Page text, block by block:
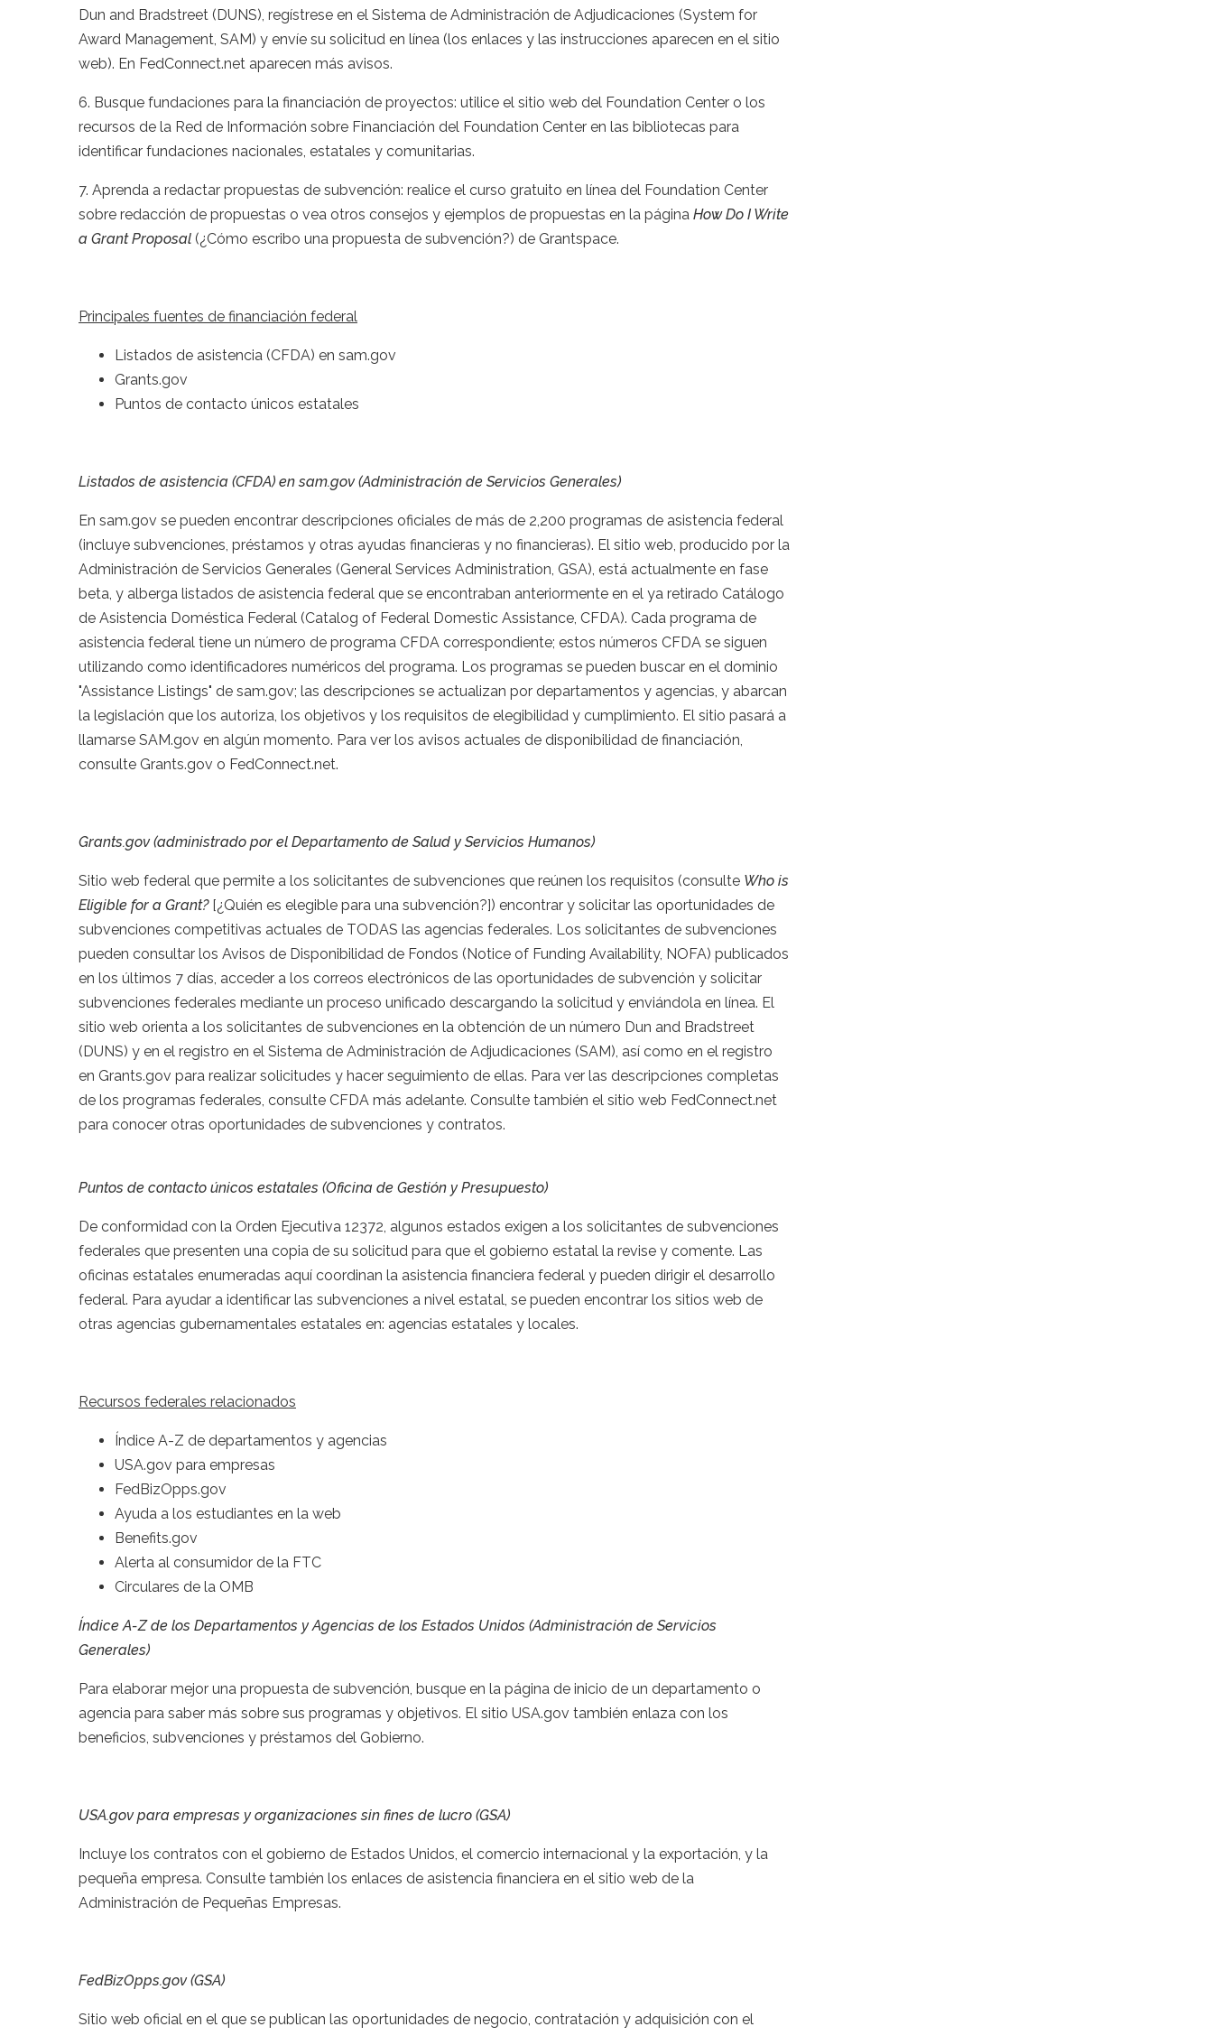
Dun and Bradstreet (DUNS), regístrese en el Sistema de Administración de Adjudicaciones (System for
Award Management, SAM) y envíe su solicitud en línea (los enlaces y las instrucciones aparecen en el sitio
web). En FedConnect.net aparecen más avisos.
6. Busque fundaciones para la financiación de proyectos: utilice el sitio web del Foundation Center o los
recursos de la Red de Información sobre Financiación del Foundation Center en las bibliotecas para
identificar fundaciones nacionales, estatales y comunitarias.
7. Aprenda a redactar propuestas de subvención: realice el curso gratuito en línea del Foundation Center
sobre redacción de propuestas o vea otros consejos y ejemplos de propuestas en la página How Do I Write
a Grant Proposal (¿Cómo escribo una propuesta de subvención?) de Grantspace.
Principales fuentes de financiación federal
Listados de asistencia (CFDA) en sam.gov
Grants.gov
Puntos de contacto únicos estatales
Listados de asistencia (CFDA) en sam.gov (Administración de Servicios Generales)
En sam.gov se pueden encontrar descripciones oficiales de más de 2,200 programas de asistencia federal
(incluye subvenciones, préstamos y otras ayudas financieras y no financieras). El sitio web, producido por la
Administración de Servicios Generales (General Services Administration, GSA), está actualmente en fase
beta, y alberga listados de asistencia federal que se encontraban anteriormente en el ya retirado Catálogo
de Asistencia Doméstica Federal (Catalog of Federal Domestic Assistance, CFDA). Cada programa de
asistencia federal tiene un número de programa CFDA correspondiente; estos números CFDA se siguen
utilizando como identificadores numéricos del programa. Los programas se pueden buscar en el dominio
"Assistance Listings" de sam.gov; las descripciones se actualizan por departamentos y agencias, y abarcan
la legislación que los autoriza, los objetivos y los requisitos de elegibilidad y cumplimiento. El sitio pasará a
llamarse SAM.gov en algún momento. Para ver los avisos actuales de disponibilidad de financiación,
consulte Grants.gov o FedConnect.net.
Grants.gov (administrado por el Departamento de Salud y Servicios Humanos)
Sitio web federal que permite a los solicitantes de subvenciones que reúnen los requisitos (consulte Who is
Eligible for a Grant?[¿Quién es elegible para una subvención?]) encontrar y solicitar las oportunidades de
subvenciones competitivas actuales de TODAS las agencias federales. Los solicitantes de subvenciones
pueden consultar los Avisos de Disponibilidad de Fondos (Notice of Funding Availability, NOFA) publicados
en los últimos 7 días, acceder a los correos electrónicos de las oportunidades de subvención y solicitar
subvenciones federales mediante un proceso unificado descargando la solicitud y enviándola en línea. El
sitio web orienta a los solicitantes de subvenciones en la obtención de un número Dun and Bradstreet
(DUNS) y en el registro en el Sistema de Administración de Adjudicaciones (SAM), así como en el registro
en Grants.gov para realizar solicitudes y hacer seguimiento de ellas. Para ver las descripciones completas
de los programas federales, consulte CFDA más adelante. Consulte también el sitio web FedConnect.net
para conocer otras oportunidades de subvenciones y contratos.
Puntos de contacto únicos estatales (Oficina de Gestión y Presupuesto)
De conformidad con la Orden Ejecutiva 12372, algunos estados exigen a los solicitantes de subvenciones
federales que presenten una copia de su solicitud para que el gobierno estatal la revise y comente. Las
oficinas estatales enumeradas aquí coordinan la asistencia financiera federal y pueden dirigir el desarrollo
federal. Para ayudar a identificar las subvenciones a nivel estatal, se pueden encontrar los sitios web de
otras agencias gubernamentales estatales en: agencias estatales y locales.
Recursos federales relacionados
Índice A-Z de departamentos y agencias
USA.gov para empresas
FedBizOpps.gov
Ayuda a los estudiantes en la web
Benefits.gov
Alerta al consumidor de la FTC
Circulares de la OMB
Índice A-Z de los Departamentos y Agencias de los Estados Unidos (Administración de Servicios
Generales)
Para elaborar mejor una propuesta de subvención, busque en la página de inicio de un departamento o
agencia para saber más sobre sus programas y objetivos. El sitio USA.gov también enlaza con los
beneficios, subvenciones y préstamos del Gobierno.
USA.gov para empresas y organizaciones sin fines de lucro (GSA)
Incluye los contratos con el gobierno de Estados Unidos, el comercio internacional y la exportación, y la
pequeña empresa. Consulte también los enlaces de asistencia financiera en el sitio web de la
Administración de Pequeñas Empresas.
FedBizOpps.gov (GSA)
Sitio web oficial en el que se publican las oportunidades de negocio, contratación y adquisición con el